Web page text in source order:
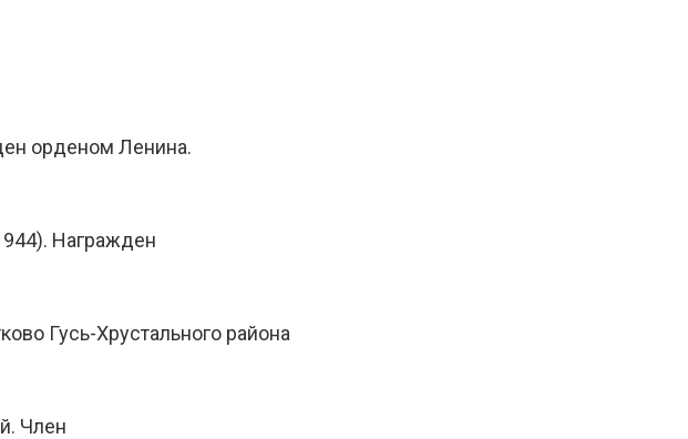
орденом Ленина.
Награжден
Гусь-Хрустального района
Член